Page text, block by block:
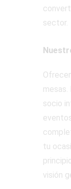
sector.
socio
tu
visión